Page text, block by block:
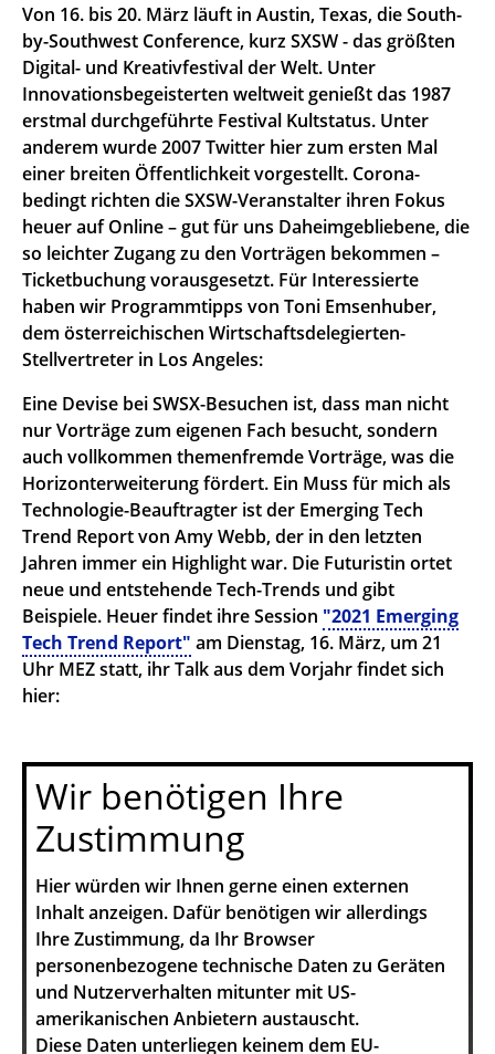
Von 16. bis 20. März läuft in Austin, Texas, die South-
by-Southwest Conference, kurz SXSW - das größten
Digital- und Kreativfestival der Welt. Unter
Innovationsbegeisterten weltweit genießt das 1987
erstmal durchgeführte Festival Kultstatus. Unter
anderem wurde 2007 Twitter hier zum ersten Mal
einer breiten Öffentlichkeit vorgestellt. Corona-
bedingt richten die SXSW-Veranstalter ihren Fokus
heuer auf Online – gut für uns Daheimgebliebene, die
so leichter Zugang zu den Vorträgen bekommen –
Ticketbuchung vorausgesetzt. Für Interessierte
haben wir Programmtipps von Toni Emsenhuber,
dem österreichischen Wirtschaftsdelegierten-
Stellvertreter in Los Angeles:
Eine Devise bei SWSX-Besuchen ist, dass man nicht
nur Vorträge zum eigenen Fach besucht, sondern
auch vollkommen themenfremde Vorträge, was die
Horizonterweiterung fördert. Ein Muss für mich als
Technologie-Beauftragter ist der Emerging Tech
Trend Report von Amy Webb, der in den letzten
Jahren immer ein Highlight war. Die Futuristin ortet
neue und entstehende Tech-Trends und gibt
Beispiele. Heuer findet ihre Session "2021 Emerging
Tech Trend Report" am Dienstag, 16. März, um 21
Uhr MEZ statt, ihr Talk aus dem Vorjahr findet sich
hier:
Wir benötigen Ihre
Zustimmung
Hier würden wir Ihnen gerne einen externen
Inhalt anzeigen. Dafür benötigen wir allerdings
Ihre Zustimmung, da Ihr Browser
personenbezogene technische Daten zu Geräten
und Nutzerverhalten mitunter mit US-
amerikanischen Anbietern austauscht.
Diese Daten unterliegen keinem dem EU-